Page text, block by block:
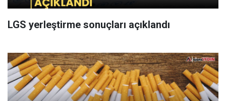
LGS yerleştirme sonuçları açıklandı